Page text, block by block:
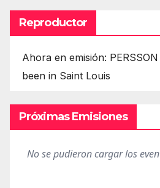
Reproductor
Ahora en emisión:
been in Saint Louis
Próximas Emisiones